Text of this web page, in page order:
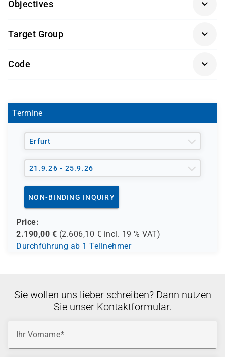
Objectives
Grundlegende PC-Kenntnisse sind von Vorteil.
Target Group
Verwaltung, und alle, die ihre Fähigkeiten in Microsoft
Code
Termine
Erfurt
21.9.26 - 25.9.26
NON-BINDING INQUIRY
Price:
2.190,00 € (2.606,10 € incl. 19 % VAT)
Durchführung ab 1 Teilnehmer
Sie wollen uns lieber schreiben? Dann nutzen
Sie unser Kontaktformular.
Ihr Vorname